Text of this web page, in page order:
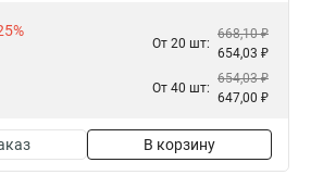
От 20 шт:
668,10 ₽
654,03 ₽
От 40 шт:
654,03 ₽
647,00 ₽
В корзину